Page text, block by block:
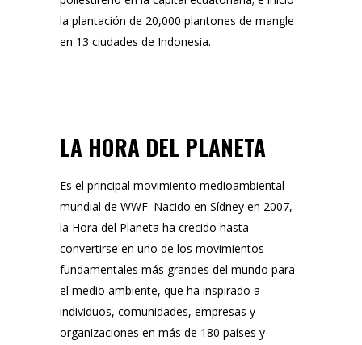
la plantación de 20,000 plantones de mangle
en 13 ciudades de Indonesia.
LA HORA DEL PLANETA
Es el principal movimiento medioambiental
mundial de WWF. Nacido en Sídney en 2007,
la Hora del Planeta ha crecido hasta
convertirse en uno de los movimientos
fundamentales más grandes del mundo para
el medio ambiente, que ha inspirado a
individuos, comunidades, empresas y
organizaciones en más de 180 países y